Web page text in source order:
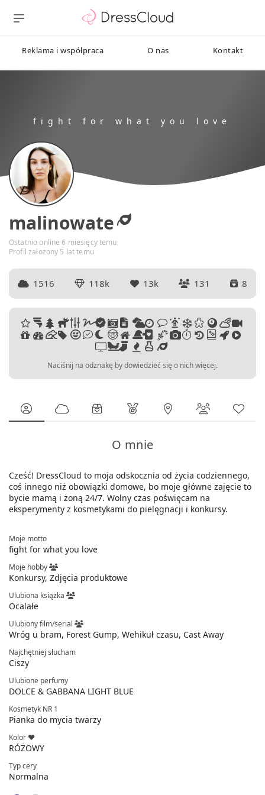
Reklama i współpraca O nas Kontakt
malinowate
Ostatnio online 6 miesięcy temu
Profil założony 5 lat temu
1516 118k 13k 131 8
Naciśnij na odznakę by dowiedzieć się o nich więcej.
O mnie
Cześć! DressCloud to moja odskocznia od życia codziennego,
coś innego niż obowiązki domowe, bo moje główne zajęcie to
bycie mamą i żoną 24/7. Wolny czas poświęcam na
eksperymenty z kosmetykami do pielęgnacji i konkursy.
Moje motto
fight for what you love
Moje hobby
Konkursy, Zdjęcia produktowe
Ulubiona książka
Ocalałe
Ulubiony film/serial
Wróg u bram, Forest Gump, Wehikuł czasu, Cast Away
Najchętniej słucham
Ciszy
Ulubione perfumy
DOLCE & GABBANA LIGHT BLUE
Kosmetyk NR 1
Pianka do mycia twarzy
Kolor ❤
RÓŻOWY
Typ cery
Normalna